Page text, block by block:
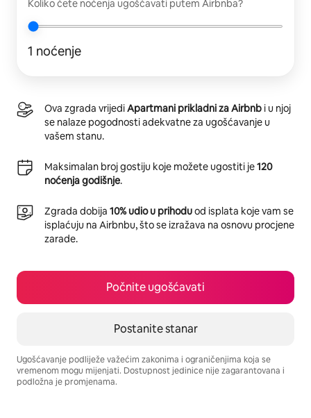
Koliko ćete noćenja ugošćavati putem Airbnba?
1 noćenje
Ova zgrada vrijediApartmani prikladni za Airbnb i u njoj
se nalaze pogodnosti adekvatne za ugošćavanje u
vašem stanu.
Maksimalan broj gostiju koje možete ugostiti je120
noćenja godišnje.
Zgrada dobija 10% udio u prihoduod isplata koje vam se
isplaćuju na Airbnbu, što se izražava na osnovu procjene
zarade.
Počnite ugošćavati
Postanite stanar
Ugošćavanje podliježe važećim zakonima i ograničenjima koja se
vremenom mogu mijenjati. Dostupnost jedinice nije zagarantovana i
podložna je promjenama.